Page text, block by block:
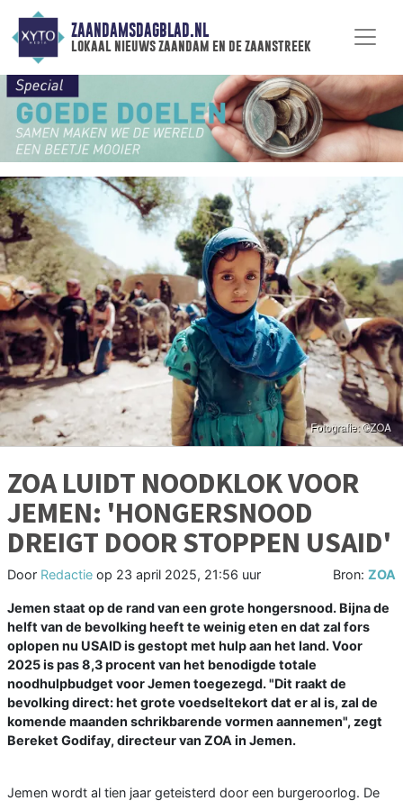
ZAANDAMSDAGBLAD.NL
lokaal nieuws zaandam en de zaanstreek
ZOA LUIDT NOODKLOK VOOR
JEMEN: 'HONGERSNOOD
DREIGT DOOR STOPPEN USAID'
Door Redactie op 23 april 2025, 21:56 uur Bron: ZOA
Jemen staat op de rand van een grote hongersnood. Bijna de
helft van de bevolking heeft te weinig eten en dat zal fors
oplopen nu USAID is gestopt met hulp aan het land. Voor
2025 is pas 8,3 procent van het benodigde totale
noodhulpbudget voor Jemen toegezegd. "Dit raakt de
bevolking direct: het grote voedseltekort dat er al is, zal de
komende maanden schrikbarende vormen aannemen", zegt
Bereket Godifay, directeur van ZOA in Jemen.
Jemen wordt al tien jaar geteisterd door een burgeroorlog. De